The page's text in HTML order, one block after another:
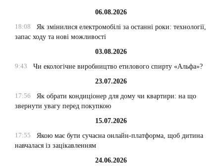
06.08.2026
18:08
Як змінилися електромобілі за останні роки: технології,
запас ходу та нові можливості
03.08.2026
9:43
Чи екологічне виробництво етилового спирту «Альфа»?
23.07.2026
17:56
Як обрати кондиціонер для дому чи квартири: на що
звернути увагу перед покупкою
15.07.2026
17:55
Якою має бути сучасна онлайн-платформа, щоб дитина
навчалася із зацікавленням
24.06.2026